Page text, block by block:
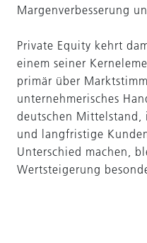
Margenverbesserung
Private Equity kehrt
einem seiner
primär über
unternehmerisches
deutschen Mittelstand,
und langfristige
Unterschied machen,
Wertsteigerung